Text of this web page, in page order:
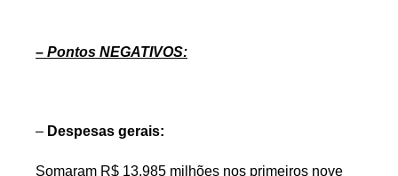
– Pontos NEGATIVOS:
– Despesas gerais:
Somaram R$ 13.985 milhões nos primeiros nove